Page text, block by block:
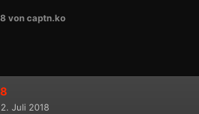
von captn.ko
Juli 2018